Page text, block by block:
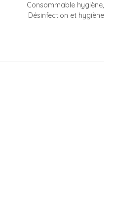
Consommable hygiène,
Désinfection et hygiène